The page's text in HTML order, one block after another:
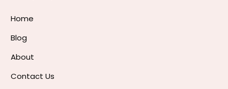
Home
Blog
About
Contact Us